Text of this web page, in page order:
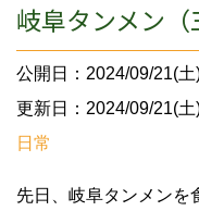
岐阜タンメン（
公開日：2024/09/21(土
更新日：2024/09/21(土
日常
先日、岐阜タンメンを